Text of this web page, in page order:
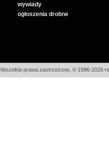
wywiady
ogłoszenia drobne
Wszelkie prawa zastrzeżone, © 1996-2026